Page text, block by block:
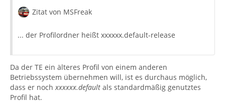
Zitat von MSFreak
... der Profilordner heißt xxxxxx.default-release
Da der TE ein älteres Profil von einem anderen
Betriebssystem übernehmen will, ist es durchaus möglich,
dass er nochxxxxxx.default als standardmäßig genutztes
Profil hat.